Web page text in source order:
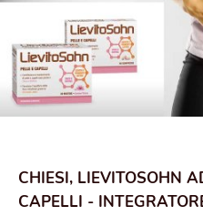
CHIESI, LIEVITOSOHN
CAPELLI -